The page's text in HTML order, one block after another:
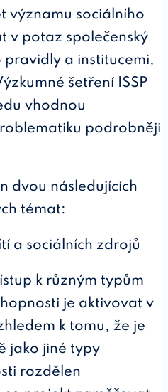
významu sociálního
v potaz společenský
pravidly a institucemi,
šetření ISSP
vhodnou
podrobněji
dvou následujících
témat:
a sociálních zdrojů
k různým typům
je aktivovat v
k tomu, že je
jako jiné typy
rozdělen